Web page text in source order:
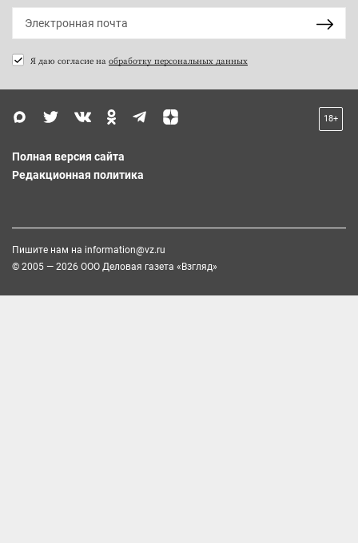
Я даю согласие на обработку персональных данных
18+
Полная версия сайта
Редакционная политика
Пишите нам на information@vz.ru
© 2005 — 2026 ООО Деловая газета «Взгляд»